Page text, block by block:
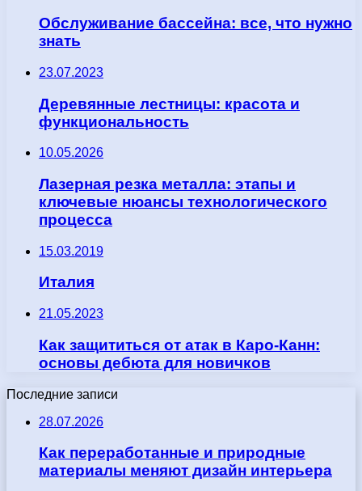
Обслуживание бассейна: все, что нужно
знать
23.07.2023
Деревянные лестницы: красота и
функциональность
10.05.2026
Лазерная резка металла: этапы и
ключевые нюансы технологического
процесса
15.03.2019
Италия
21.05.2023
Как защититься от атак в Каро-Канн:
основы дебюта для новичков
Последние записи
28.07.2026
Как переработанные и природные
материалы меняют дизайн интерьера